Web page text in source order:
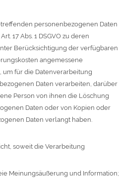
personenbezogenen Daten
17 Abs. 1 DSGVO zu deren
Berücksichtigung der verfügbaren
angemessene
um für die Datenverarbeitung
Daten verarbeiten, darüber
Person von ihnen die Löschung
Daten oder von Kopien oder
Daten verlangt haben.
soweit die Verarbeitung
Meinungsäußerung und Information;